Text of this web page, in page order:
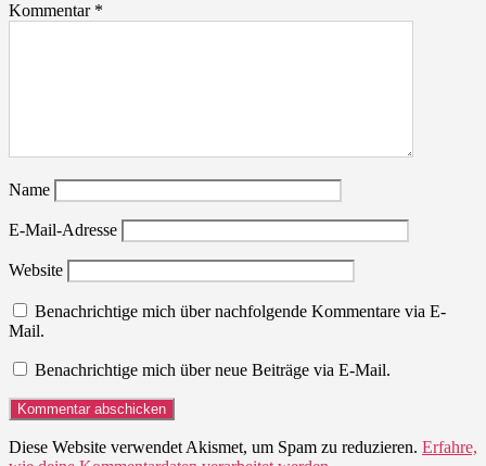
Kommentar *
Name
E-Mail-Adresse
Website
Benachrichtige mich über nachfolgende Kommentare via E-
Mail.
Benachrichtige mich über neue Beiträge via E-Mail.
Diese Website verwendet Akismet, um Spam zu reduzieren. Erfahre,